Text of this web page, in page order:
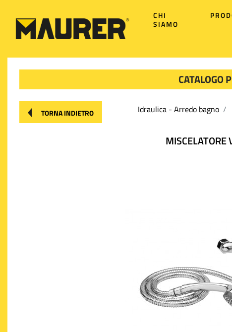
CHI
SIAMO
CATALOGO
TORNA INDIETRO Idraulica - Arredo bagno
MISCELATORE